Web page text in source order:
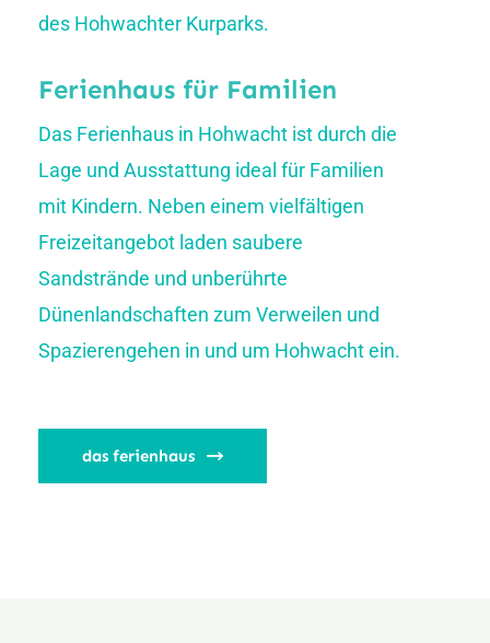
des Hohwachter Kurparks.
Ferienhaus für Familien
Das Ferienhaus in Hohwacht ist durch die
Lage und Ausstattung ideal für Familien
mit Kindern. Neben einem vielfältigen
Freizeitangebot laden saubere
Sandstrände und unberührte
Dünenlandschaften zum Verweilen und
Spazierengehen in und um Hohwacht ein.
das ferienhaus